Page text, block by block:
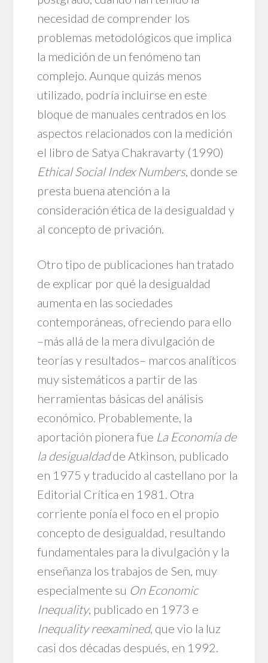
necesidad de comprender los
problemas metodológicos que implica
la medición de un fenómeno tan
complejo. Aunque quizás menos
utilizado, podría incluirse en este
bloque de manuales centrados en los
aspectos relacionados con la medición
el libro de Satya Chakravarty (1990)
Ethical Social Index Numbers, donde se
presta buena atención a la
consideración ética de la desigualdad y
al concepto de privación.
Otro tipo de publicaciones han tratado
de explicar por qué la desigualdad
aumenta en las sociedades
contemporáneas, ofreciendo para ello
–más allá de la mera divulgación de
teorías y resultados– marcos analíticos
muy sistemáticos a partir de las
herramientas básicas del análisis
económico. Probablemente, la
aportación pionera fue La Economía de
la desigualdadde Atkinson, publicado
en 1975 y traducido al castellano por la
Editorial Crítica en 1981. Otra
corriente ponía el foco en el propio
concepto de desigualdad, resultando
fundamentales para la divulgación y la
enseñanza los trabajos de Sen, muy
especialmente su On Economic
Inequality, publicado en 1973 e
Inequality reexamined, que vio la luz
casi dos décadas después, en 1992.